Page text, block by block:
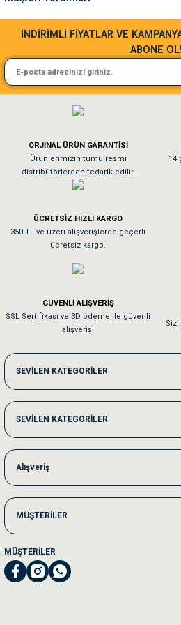
Gönder
Sa**** Ta******
Kedim taze mamaya bayıldı kargo fimrasın
El**** Ek******
Köpeğim bayıldı hediyeler için teşekkürler
As**** Tu******
Tavşanım kafesinin kalitesine ve
Sa**** On******
Kedilerim beğeniyorlar. Memnunuz. Uygun
Me***** Ya******
Akşam verdiğim sipariş bir sonraki gün
İNDİRİMLİ FİYATLAR VE
ABONE OL!
ORJİNAL ÜRÜN GARANTİSİ
Ürünlerimizin tümü resmi
distribütörlerden tedarik edilir.
14
ÜCRETSİZ HIZLI KARGO
350 TL ve üzeri alışverişlerde geçerli
ücretsiz kargo.
GÜVENLİ ALIŞVERİŞ
SSL Sertifikası ve 3D ödeme ile güvenli
alışveriş.
SEVİLEN KATEGORİLER
SEVİLEN KATEGORİLER
Alışveriş
MÜŞTERİLER
MÜŞTERİLER